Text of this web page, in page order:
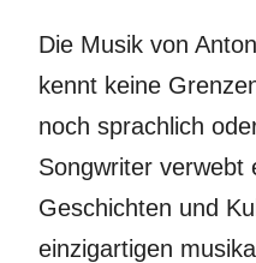
Die Musik von
kennt keine
noch sprachlich
Songwriter verwebt
Geschichten und
einzigartigen